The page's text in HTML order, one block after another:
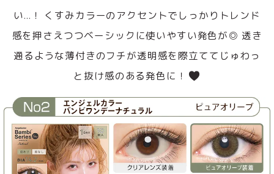
い…！ くすみカラーのアクセントでしっかりトレンド
感を押さえつつベーシックに使いやすい発色が◎ 透き
通るような薄付きのフチが透明感を際立ててじゅわっ
と抜け感のある発色に！